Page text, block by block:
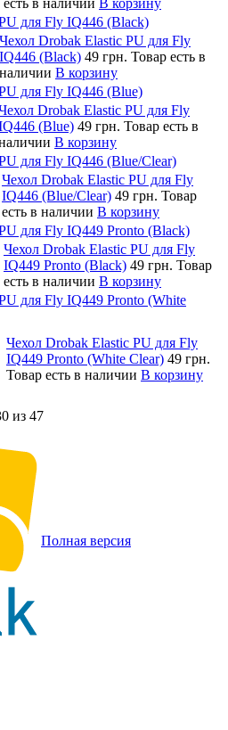
для Fly IQ446 (Black)
Чехол Drobak Elastic PU для Fly
IQ446 (Black) 49 грн. Товар есть в
наличии В корзину
для Fly IQ446 (Blue)
Drobak Elastic PU для Fly
(Blue) 49 грн. Товар есть в
В корзину
для Fly IQ446 (Blue/Сlear)
Чехол Drobak Elastic PU для Fly
IQ446 (Blue/Сlear) 49 грн. Товар
есть в наличии В корзину
для Fly IQ449 Pronto (Black)
Чехол Drobak Elastic PU для Fly
IQ449 Pronto (Black) 49 грн. Товар
есть в наличии В корзину
для Fly IQ449 Pronto (White
Чехол Drobak Elastic PU для Fly
IQ449 Pronto (White Clear) 49 грн.
Товар есть в наличии В корзину
из 47
Полная версия